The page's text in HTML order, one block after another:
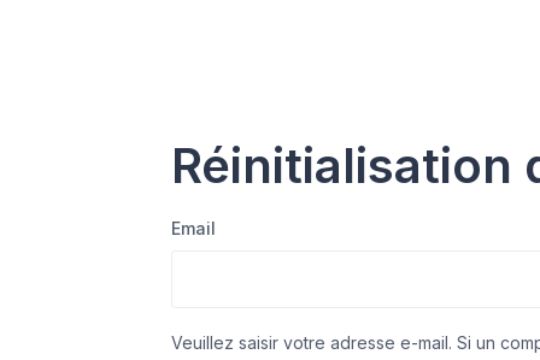
Réinitialisation
Email
Veuillez saisir votre adresse e-mail. Si un